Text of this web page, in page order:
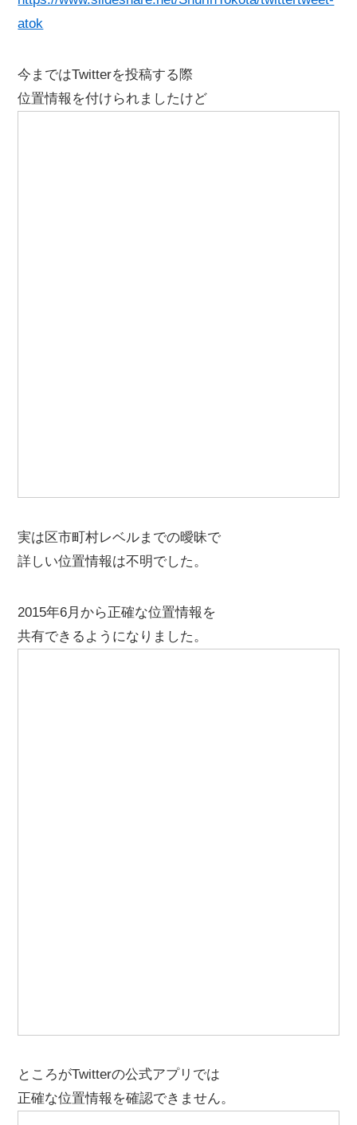
atok
今まではTwitterを投稿する際
位置情報を付けられましたけど
実は区市町村レベルまでの曖昧で
詳しい位置情報は不明でした。
2015年6月から正確な位置情報を
共有できるようになりました。
ところがTwitterの公式アプリでは
正確な位置情報を確認できません。